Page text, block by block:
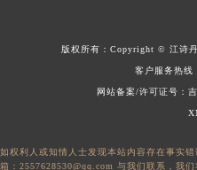
版权所有： Copyright © 江诗
客户服务热线
网站备案/许可证号：
如权利人或知情人士发现本站内容存在事实
箱：2557628530@qq.com 与我们联系，我